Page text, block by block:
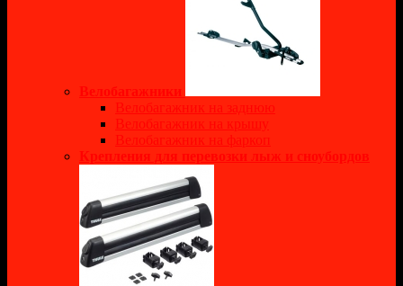
Велобагажники
Велобагажник на заднюю
Велобагажник на крышу
Велобагажник на фаркоп
Крепления для перевозки лыж и сноубордов